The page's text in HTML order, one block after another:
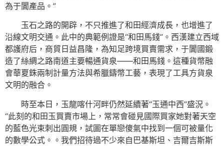
為于闐產品。”
玉石之路的開辟，不只推進了和田經濟成長，也增進了
沿線文明交通。此中的典範例證是“和田馬錢”。西漢建立西域
都護府后，商貿日益昌隆，為知足跨境買賣需求，于闐國鍛
造了絲綢之路南道主要暢通貨泉——和田馬錢。這種貨幣融
會華夏銖兩制計量方法與希臘鑄幣工藝，表現了工具方貨泉
文明的融合。
時至本日，玉龍喀什河畔仍然延續著“玉通中西”盛況。
“此刻的和田玉買賣市場上，常常會碰見國際買家她對著天空
的藍色光束刺出圓規，試圖在單戀傻氣中找到一個可被量化
的數學公式。。我們招待過不少來自巴基斯坦、吉爾吉斯斯